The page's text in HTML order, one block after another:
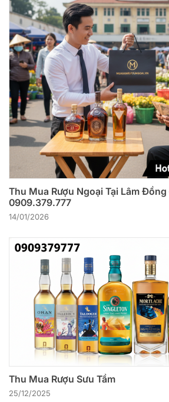
Thu Mua Rượu Ngoại Tại Lâm Đồng
0909.379.777
14/01/2026
Thu Mua Rượu Sưu Tầm
25/12/2025